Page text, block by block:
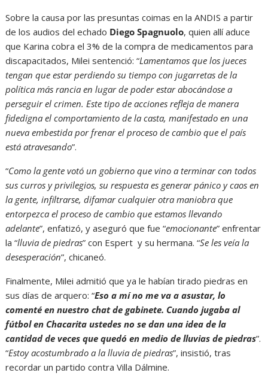
Sobre la causa por las presuntas coimas en la ANDIS a partir
de los audios del echado Diego Spagnuolo, quien allí aduce
que Karina cobra el 3% de la compra de medicamentos para
discapacitados, Milei sentenció: “Lamentamos que los jueces
tengan que estar perdiendo su tiempo con jugarretas de la
política más rancia en lugar de poder estar abocándose a
perseguir el crimen. Este tipo de acciones refleja de manera
fidedigna el comportamiento de la casta, manifestado en una
nueva embestida por frenar el proceso de cambio que el país
está atravesando”.
“Como la gente votó un gobierno que vino a terminar con todos
sus curros y privilegios, su respuesta es generar pánico y caos en
la gente, infiltrarse, difamar cualquier otra maniobra que
entorpezca el proceso de cambio que estamos llevando
adelante”, enfatizó, y aseguró que fue “emocionante” enfrentar
la “lluvia de piedras” con Espert y su hermana. “Se les veía la
desesperación”, chicaneó.
Finalmente, Milei admitió que ya le habían tirado piedras en
sus días de arquero: “Eso a mí no me va a asustar, lo
comenté en nuestro chat de gabinete. Cuando jugaba al
fútbol en Chacarita ustedes no se dan una idea de la
cantidad de veces que quedó en medio de lluvias de piedras”.
“Estoy acostumbrado a la lluvia de piedras”, insistió, tras
recordar un partido contra Villa Dálmine.